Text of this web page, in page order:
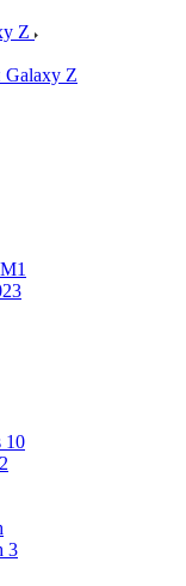
Z
Z
10
3